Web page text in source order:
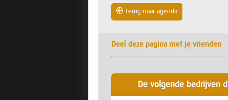
Terug naar agenda
Deel deze pagina met je vrienden
De volgende bedrijven